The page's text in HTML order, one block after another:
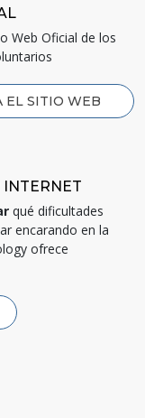
Web Oficial de los
EL SITIO WEB
INTERNET
qué dificultades
encarando en la
ofrece